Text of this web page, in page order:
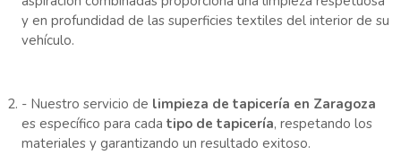
y en profundidad de las superficies textiles del interior de su
vehículo.
- Nuestro servicio de limpieza de tapicería en Zaragoza
es específico para cada tipo de tapicería, respetando los
materiales y garantizando un resultado exitoso.